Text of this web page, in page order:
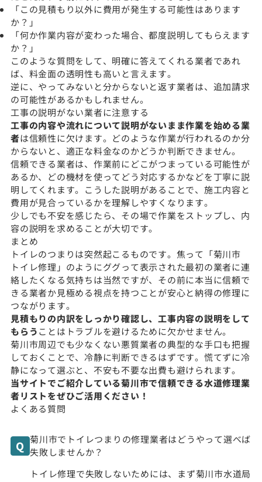
「この見積もり以外に費用が発生する可能性はあります
か？」
「何か作業内容が変わった場合、都度説明してもらえます
か？」
このような質問をして、明確に答えてくれる業者であれ
ば、料金面の透明性も高いと言えます。
逆に、やってみないと分からないと返す業者は、追加請求
の可能性があるかもしれません。
工事の説明がない業者に注意する
工事の内容や流れについて説明がないまま作業を始める業
者は信頼性に欠けます。どのような作業が行われるのか分
からないと、適正な料金なのかどうか判断できません。
信頼できる業者は、作業前にどこがつまっている可能性が
あるか、どの機材を使ってどう対応するかなどを丁寧に説
明してくれます。こうした説明があることで、施工内容と
費用が見合っているかを理解しやすくなります。
少しでも不安を感じたら、その場で作業をストップし、内
容の説明を求めることが大切です。
まとめ
トイレのつまりは突然起こるものです。焦って「菊川市
トイレ修理」のようにググって表示された最初の業者に連
絡したくなる気持ちは当然ですが、その前に本当に信頼で
きる業者か見極める視点を持つことが安心と納得の修理に
つながります。
見積もりの内訳をしっかり確認し、工事内容の説明をして
もらうことはトラブルを避けるために欠かせません。
菊川市周辺でも少なくない悪質業者の典型的な手口も把握
しておくことで、冷静に判断できるはずです。慌てずに冷
静になって選ぶと、不安も不要な出費も避けられます。
当サイトでご紹介している菊川市で信頼できる水道修理業
者リストをぜひご活用ください！
よくある質問
菊川市でトイレつまりの修理業者はどうやって選べば
失敗しませんか？
トイレ修理で失敗しないためには、まず菊川市水道局